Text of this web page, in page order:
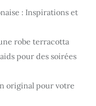
: Inspirations et
robe terracotta
pour des soirées
original pour votre